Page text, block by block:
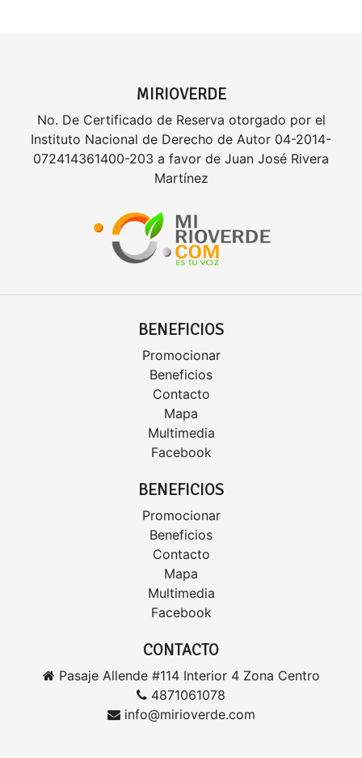
MIRIOVERDE
No. De Certificado de Reserva otorgado por el
Instituto Nacional de Derecho de Autor 04-2014-
072414361400-203 a favor de Juan José Rivera
Martínez
BENEFICIOS
Promocionar
Beneficios
Contacto
Mapa
Multimedia
Facebook
BENEFICIOS
Promocionar
Beneficios
Contacto
Mapa
Multimedia
Facebook
CONTACTO
Pasaje Allende #114 Interior 4 Zona Centro
4871061078
info@mirioverde.com